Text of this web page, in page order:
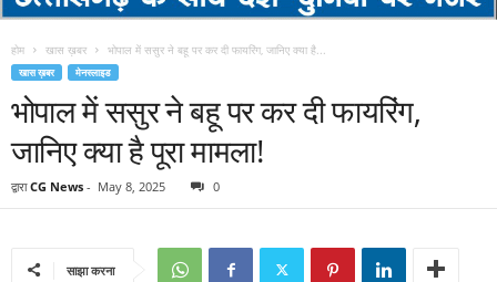
होम खास ख़बर भोपाल में ससुर ने बहू पर कर दी फायरिंग, जानिए क्या है...
खास ख़बर मेनस्लाइड
भोपाल में ससुर ने बहू पर कर दी फायरिंग,
जानिए क्या है पूरा मामला!
द्वारा CG News - May 8, 2025 0
साझा करना